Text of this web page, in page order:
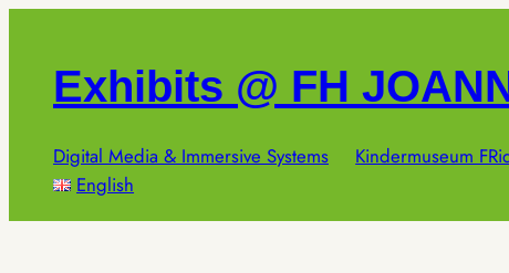
springenExhibits @ FH
Digital Media & Immersive Systems Kindermuseum
English